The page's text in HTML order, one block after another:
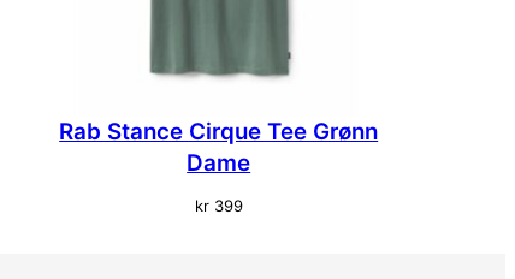
Rab Stance Cirque Tee Grønn
Dame
kr399